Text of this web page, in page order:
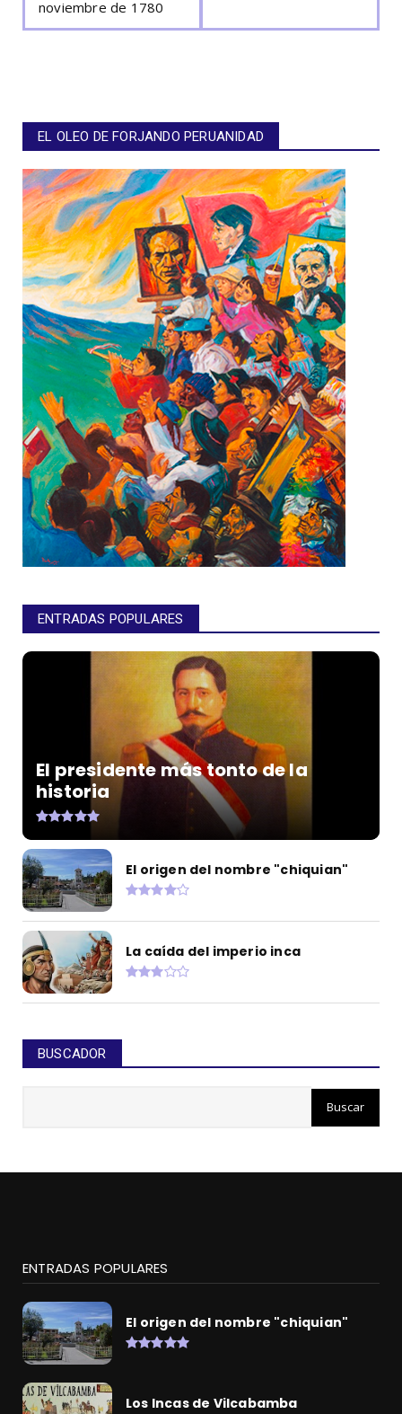
noviembre de 1780
EL OLEO DE FORJANDO PERUANIDAD
ENTRADAS POPULARES
El presidente más tonto de la
historia
El origen del nombre "chiquian"
La caída del imperio inca
BUSCADOR
ENTRADAS POPULARES
El origen del nombre "chiquian"
Los Incas de Vilcabamba